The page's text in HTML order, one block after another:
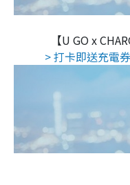
【U GO x
> 打卡即送充電